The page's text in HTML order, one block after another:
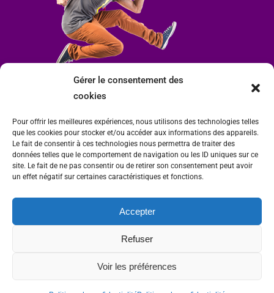
Gérer le consentement des
cookies
Pour offrir les meilleures expériences, nous utilisons des technologies telles
que les cookies pour stocker et/ou accéder aux informations des appareils.
Le fait de consentir à ces technologies nous permettra de traiter des
données telles que le comportement de navigation ou les ID uniques sur ce
site. Le fait de ne pas consentir ou de retirer son consentement peut avoir
un effet négatif sur certaines caractéristiques et fonctions.
Accepter
Refuser
Voir les préférences
Mairie de Condrieu | Copyright © 2023 |Mentions légales
Thierry Caizes Freelance| Photos parOmbre et Matière - Photographe